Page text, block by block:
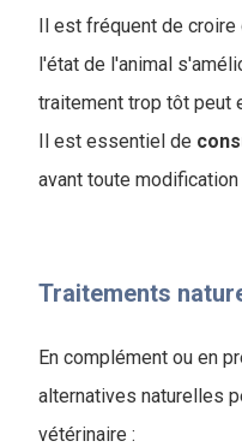
Il est fréquent de
l'état de l'animal
traitement trop tôt peut
Il est essentiel de
avant toute
Traitements
En complément ou en
alternatives naturelles
vétérinaire :